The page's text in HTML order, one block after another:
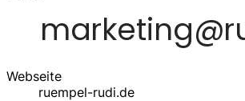
Webseite
ruempel-rudi.de